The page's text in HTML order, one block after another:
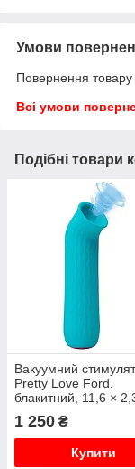
Умови
Повернення
Всі умови
Подібні товари
Вакуумний
Pretty Love Ford,
блакитний, 11,6 ×
1 250 ₴
Купити